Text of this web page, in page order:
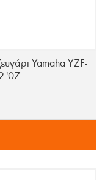
Yamaha YZF-
'07